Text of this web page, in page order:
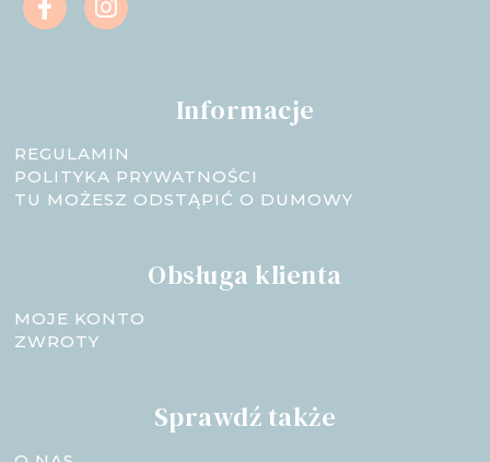
Informacje
REGULAMIN
POLITYKA PRYWATNOŚCI
TU MOŻESZ ODSTĄPIĆ O DUMOWY
Obsługa klienta
MOJE KONTO
ZWROTY
Sprawdź także